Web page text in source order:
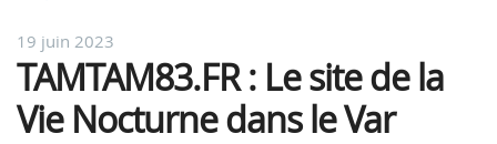
19 juin 2023
TAMTAM83.FR : Le site de la
Vie Nocturne dans le Var